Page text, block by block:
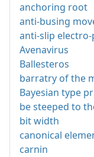
anchoring root
anti-busing
anti-slip
Avenavirus
Ballesteros
barratry of the
Bayesian type
be steeped to
bit width
canonical
carnin